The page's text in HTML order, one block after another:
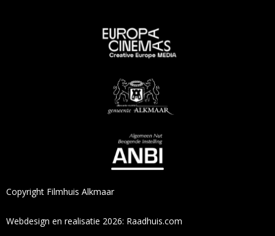
Copyright Filmhuis Alkmaar
Webdesign en realisatie 2026: Raadhuis.com